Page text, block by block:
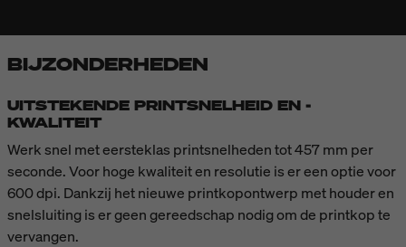
BIJZONDERHEDEN
UITSTEKENDE PRINTSNELHEID EN -
KWALITEIT
Werk snel met eersteklas printsnelheden tot 457 mm per
seconde. Voor hoge kwaliteit en resolutie is er een optie voor
600 dpi. Dankzij het nieuwe printkopontwerp met houder en
snelsluiting is er geen gereedschap nodig om de printkop te
vervangen.